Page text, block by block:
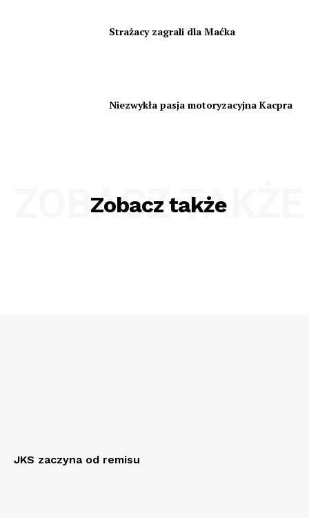
Strażacy zagrali dla Maćka
Niezwykła pasja motoryzacyjna Kacpra
Zobacz także
ZOBACZ TAKŻE
JKS zaczyna od remisu